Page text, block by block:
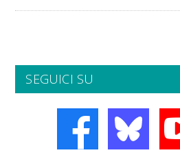
SEGUICI SU